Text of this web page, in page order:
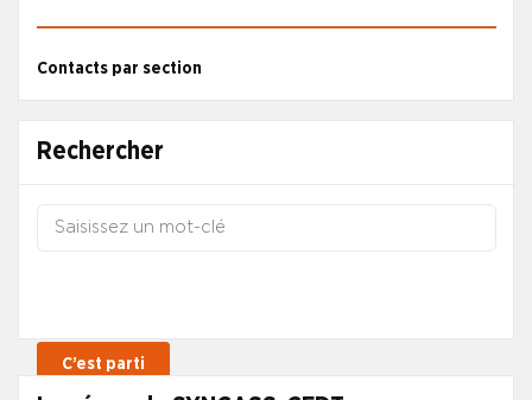
Contacts par section
Rechercher